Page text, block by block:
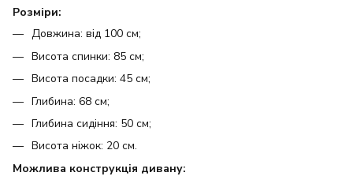
Розміри:
Довжина: від 100 см;
Висота спинки: 85 см;
Висота посадки: 45 см;
Глибина: 68 см;
Глибина сидіння: 50 см;
Висота ніжок: 20 см.
Можлива конструкція дивану: